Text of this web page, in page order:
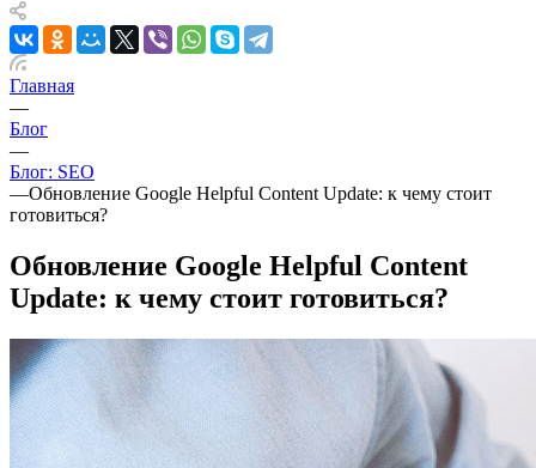
Главная
—
Блог
—
Блог: SEO
—Обновление Google Helpful Content Update: к чему стоит
готовиться?
Обновление Google Helpful Content
Update: к чему стоит готовиться?